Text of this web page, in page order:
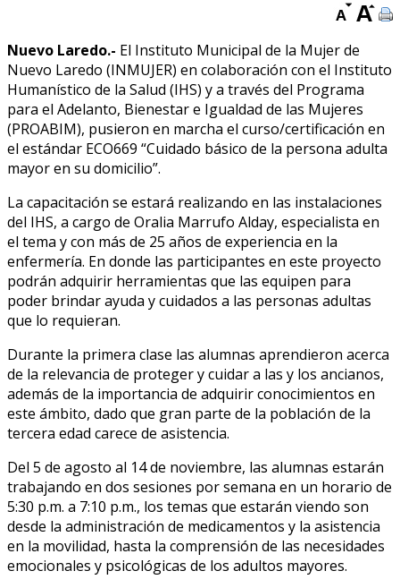
Nuevo Laredo.- El Instituto Municipal de la Mujer de
Nuevo Laredo (INMUJER) en colaboración con el Instituto
Humanístico de la Salud (IHS) y a través del Programa
para el Adelanto, Bienestar e Igualdad de las Mujeres
(PROABIM), pusieron en marcha el curso/certificación en
el estándar ECO669 “Cuidado básico de la persona adulta
mayor en su domicilio”.
La capacitación se estará realizando en las instalaciones
del IHS, a cargo de Oralia Marrufo Alday, especialista en
el tema y con más de 25 años de experiencia en la
enfermería. En donde las participantes en este proyecto
podrán adquirir herramientas que las equipen para
poder brindar ayuda y cuidados a las personas adultas
que lo requieran.
Durante la primera clase las alumnas aprendieron acerca
de la relevancia de proteger y cuidar a las y los ancianos,
además de la importancia de adquirir conocimientos en
este ámbito, dado que gran parte de la población de la
tercera edad carece de asistencia.
Del 5 de agosto al 14 de noviembre, las alumnas estarán
trabajando en dos sesiones por semana en un horario de
5:30 p.m. a 7:10 p.m., los temas que estarán viendo son
desde la administración de medicamentos y la asistencia
en la movilidad, hasta la comprensión de las necesidades
emocionales y psicológicas de los adultos mayores.